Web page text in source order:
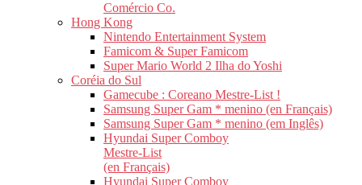
Comércio Co.
Hong Kong
Nintendo Entertainment System
Famicom & Super Famicom
Super Mario World 2 Ilha do Yoshi
Coréia do Sul
Gamecube : Coreano Mestre-List !
Samsung Super Gam * menino (en Français)
Samsung Super Gam * menino (em Inglês)
Hyundai Super Comboy
Mestre-List
(en Français)
Hyundai Super Comboy